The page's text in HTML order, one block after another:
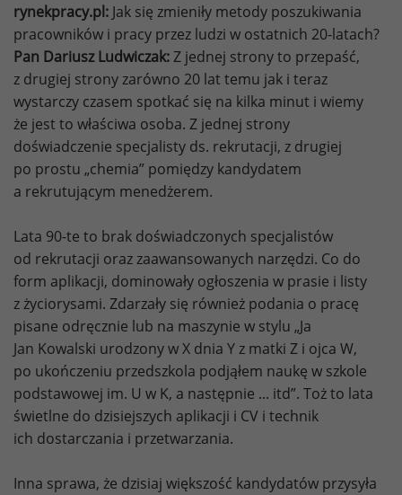
rynekpracy.pl: Jak się zmieniły metody poszukiwania
pracowników i pracy przez ludzi w ostatnich 20-latach?
Pan Dariusz Ludwiczak:Z jednej strony to przepaść,
z drugiej strony zarówno 20 lat temu jak i teraz
wystarczy czasem spotkać się na kilka minut i wiemy
że jest to właściwa osoba. Z jednej strony
doświadczenie specjalisty ds. rekrutacji, z drugiej
po prostu „chemia” pomiędzy kandydatem
a rekrutującym menedżerem.
Lata 90-te to brak doświadczonych specjalistów
od rekrutacji oraz zaawansowanych narzędzi. Co do
form aplikacji, dominowały ogłoszenia w prasie i listy
z życiorysami. Zdarzały się również podania o pracę
pisane odręcznie lub na maszynie w stylu „Ja
Jan Kowalski urodzony w X dnia Y z matki Z i ojca W,
po ukończeniu przedszkola podjąłem naukę w szkole
podstawowej im. U w K, a następnie ... itd”. Toż to lata
świetlne do dzisiejszych aplikacji i CV i technik
ich dostarczania i przetwarzania.
Inna sprawa, że dzisiaj większość kandydatów przysyła